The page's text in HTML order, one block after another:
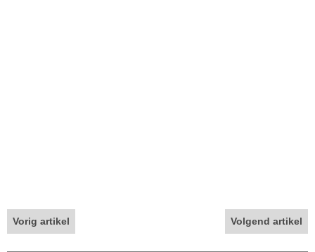
Vorig artikel Volgend artikel